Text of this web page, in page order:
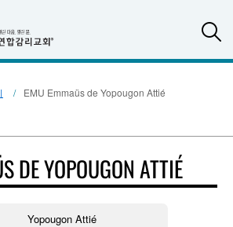
EMU Emmaüs de Yopougon Attié
DE YOPOUGON ATTIÉ
Yopougon Attié